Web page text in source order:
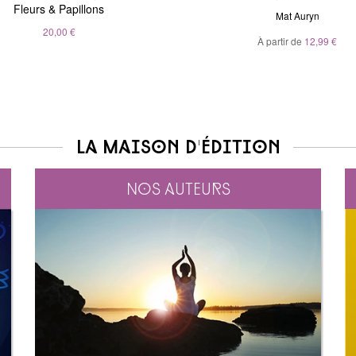
Fleurs & Papillons
20,00 €
André Sanchez
20,00 €
clairvoyants
Belinda Grace
Mat Auryn
À partir de 12,99 €
La maison d'édition
Nos auteurs